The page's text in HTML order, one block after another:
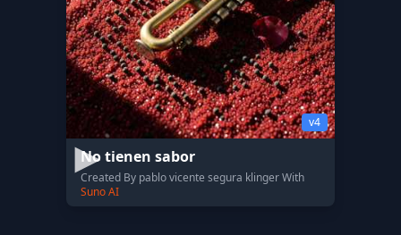
v4
No tienen sabor
Created By pablo vicente segura klinger With
Suno AI